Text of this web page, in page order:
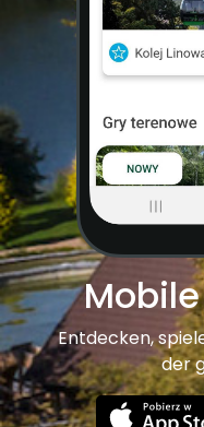
Entdecken,
der